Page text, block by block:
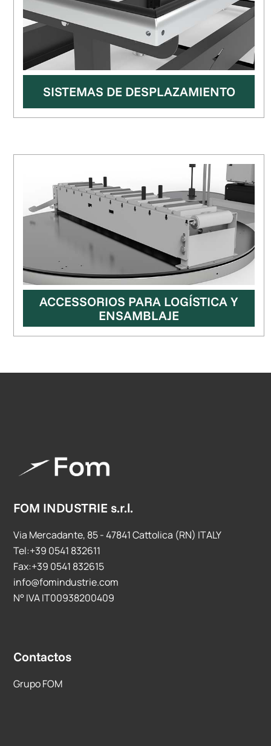
SISTEMAS DE DESPLAZAMIENTO
ACCESSORIOS PARA LOGÍSTICA Y
ENSAMBLAJE
FOM INDUSTRIE s.r.l.
Via Mercadante, 85 - 47841 Cattolica (RN) ITALY
Tel:+39 0541 832611
Fax:+39 0541 832615
info@fomindustrie.com
N° IVA IT00938200409
Contactos
Grupo FOM